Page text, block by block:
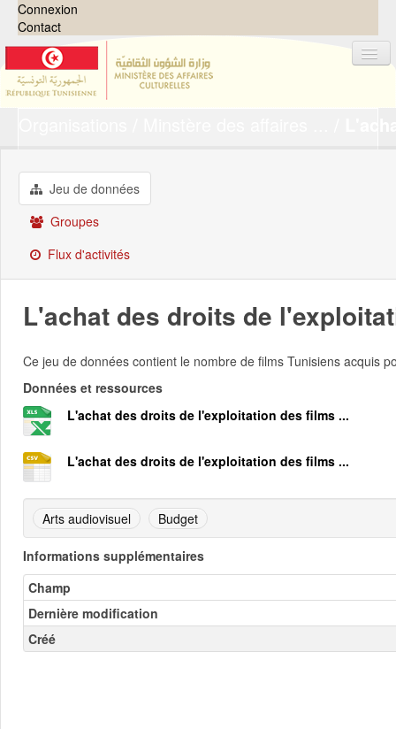
Connexion
Contact
Groupes
Demandes
À propos
Jeu de données
Groupes
Flux d'activités
L'achat des droits de
Ce jeu de données contient le nombre de films Tunisiens acquis
Données et ressources
L'achat des droits de l'exploitation des films ...
L'achat des droits de l'exploitation des films ...
Arts audiovisuel Budget
Informations supplémentaires
Champ
Dernière modification
Créé